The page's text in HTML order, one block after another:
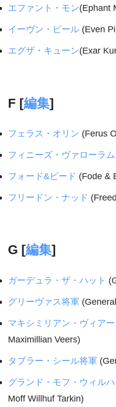
エファント・モン(Ephant
イーヴン・ピール (Even
エグザ・キューン(Exar
F [編集]
フェラス・オリン (Ferus
フィニーズ・ヴァローラム
フォード&ビード (Fode &
フリードン・ナッド
G [編集]
ガーデュラ・ザ・ハット
グリーヴァス将軍
マキシミリアン・ヴィア
Maximillian Veers)
タブラー・シール将軍
グランド・モフ・ウィル
Moff Willhuf Tarkin)